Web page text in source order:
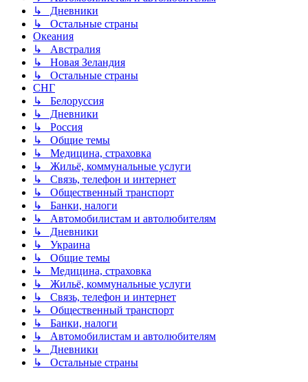
↳ Дневники
↳ Остальные страны
Океания
↳ Австралия
↳ Новая Зеландия
↳ Остальные страны
СНГ
↳ Белоруссия
↳ Дневники
↳ Россия
↳ Общие темы
↳ Медицина, страховка
↳ Жильё, коммунальные услуги
↳ Связь, телефон и интернет
↳ Общественный транспорт
↳ Банки, налоги
↳ Автомобилистам и автолюбителям
↳ Дневники
↳ Украина
↳ Общие темы
↳ Медицина, страховка
↳ Жильё, коммунальные услуги
↳ Связь, телефон и интернет
↳ Общественный транспорт
↳ Банки, налоги
↳ Автомобилистам и автолюбителям
↳ Дневники
↳ Остальные страны